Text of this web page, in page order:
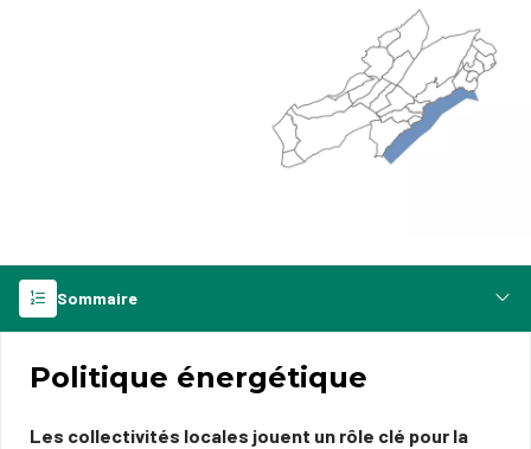
Sommaire
Politique énergétique
Les collectivités locales jouent un rôle clé pour la